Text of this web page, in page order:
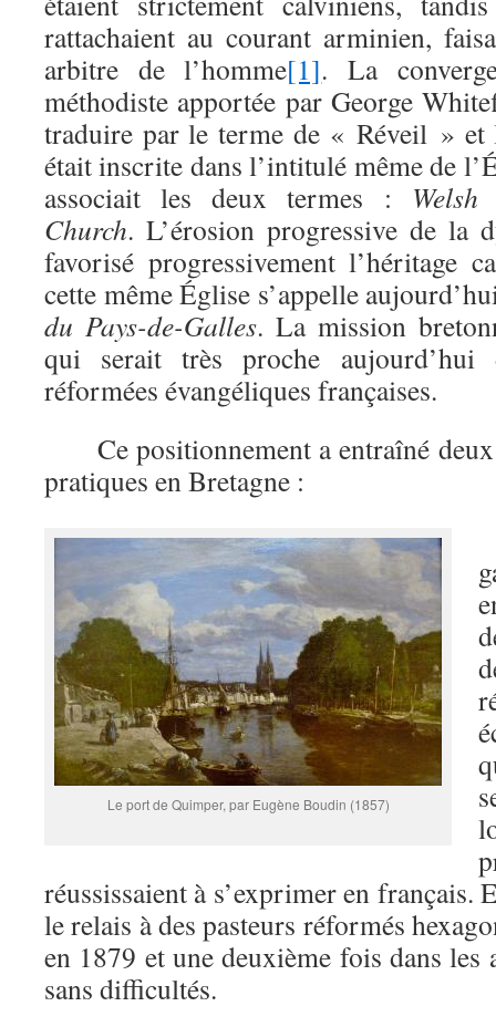
rattachaient au courant arminien,
arbitre de l’homme[1]. La
méthodiste apportée par George
traduire par le terme de « Réveil » et
était inscrite dans l’intitulé même de
associait les deux termes :
Church. L’érosion progressive de la
favorisé progressivement l’héritage
cette même Église s’appelle
du Pays-de-Galles. La mission
qui serait très proche
réformées évangéliques françaises.
Ce positionnement a entraîné deux
pratiques en Bretagne :
Le port de Quimper, par Eugène Boudin (1857)
réussissaient à s’exprimer en français.
le relais à des pasteurs réformés
en 1879 et une deuxième fois dans les
sans difficultés.